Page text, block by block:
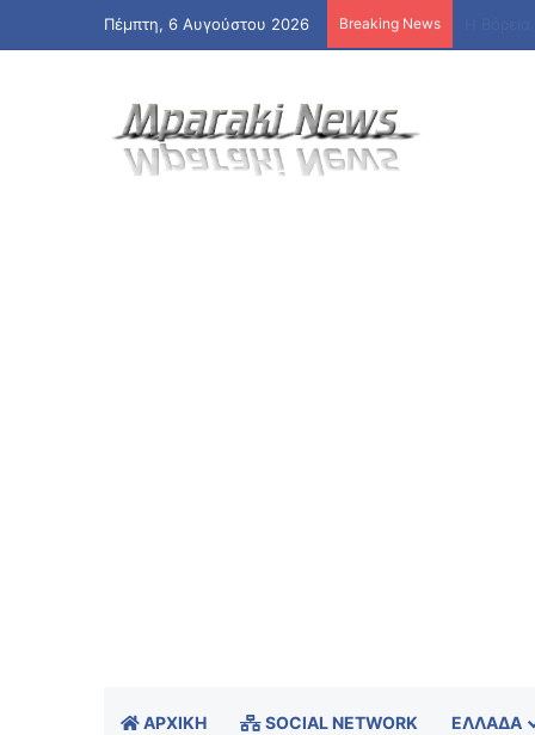
Πέμπτη, 6 Αυγούστου 2026 Breaking News
ΑΡΧΙΚΉ SOCIAL NETWORK ΕΛΛΆΔΑ